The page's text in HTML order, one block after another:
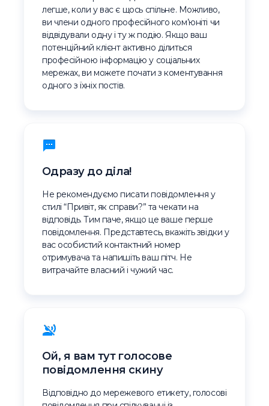
легше, коли у вас є щось спільне. Можливо,
ви члени одного професійного ком’юніті чи
відвідували одну і ту ж подію. Якщо ваш
потенційний клієнт активно ділиться
професійною інформацію у соціальних
мережах, ви можете почати з коментування
одного з їхніх постів.
Одразу до діла!
Не рекомендуємо писати повідомлення у
стилі “Привіт, як справи?” та чекати на
відповідь. Тим паче, якщо це ваше перше
повідомлення. Представтесь, вкажіть звідки у
вас особистий контактний номер
отримувача та напишіть ваш пітч. Не
витрачайте власний і чужий час.
Ой, я вам тут голосове
повідомлення скину
Відповідно до мережевого етикету, голосові